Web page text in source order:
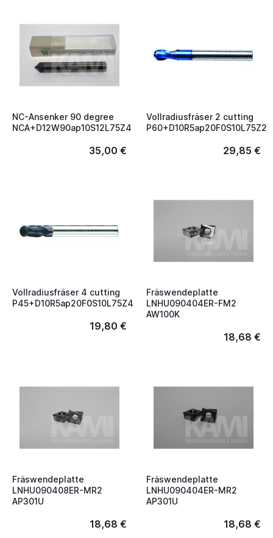
NC-Ansenker 90 degree
NCA+D12W90ap10S12L75Z4
35,00 €
Vollradiusfräser 2 cutting
P60+D10R5ap20F0S10L75Z2
29,85 €
Vollradiusfräser 4 cutting
P45+D10R5ap20F0S10L75Z4
19,80 €
Fräswendeplatte
LNHU090404ER-FM2
AW100K
18,68 €
Fräswendeplatte
LNHU090408ER-MR2
AP301U
18,68 €
Fräswendeplatte
LNHU090404ER-MR2
AP301U
18,68 €